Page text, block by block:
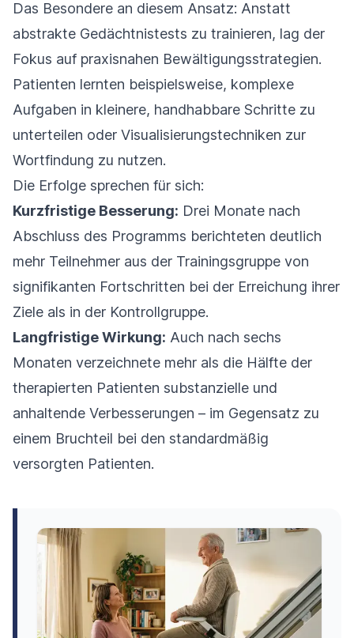
Das Besondere an diesem Ansatz: Anstatt
abstrakte Gedächtnistests zu trainieren, lag der
Fokus auf praxisnahen Bewältigungsstrategien.
Patienten lernten beispielsweise, komplexe
Aufgaben in kleinere, handhabbare Schritte zu
unterteilen oder Visualisierungstechniken zur
Wortfindung zu nutzen.
Die Erfolge sprechen für sich:
Kurzfristige Besserung: Drei Monate nach
Abschluss des Programms berichteten deutlich
mehr Teilnehmer aus der Trainingsgruppe von
signifikanten Fortschritten bei der Erreichung ihrer
Ziele als in der Kontrollgruppe.
Langfristige Wirkung: Auch nach sechs
Monaten verzeichnete mehr als die Hälfte der
therapierten Patienten substanzielle und
anhaltende Verbesserungen – im Gegensatz zu
einem Bruchteil bei den standardmäßig
versorgten Patienten.